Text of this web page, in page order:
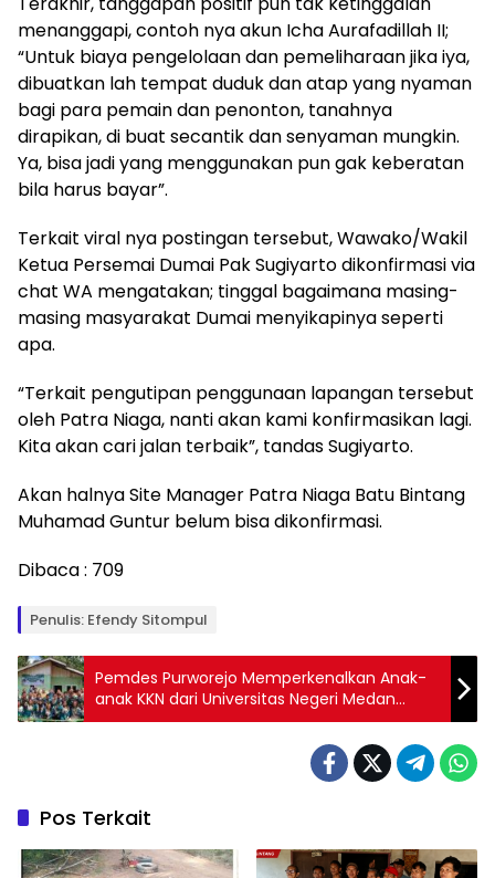
menanggapi, contoh nya akun Icha Aurafadillah II;
“Untuk biaya pengelolaan dan pemeliharaan jika iya,
dibuatkan lah tempat duduk dan atap yang nyaman
bagi para pemain dan penonton, tanahnya
dirapikan, di buat secantik dan senyaman mungkin.
Ya, bisa jadi yang menggunakan pun gak keberatan
bila harus bayar”.
Terkait viral nya postingan tersebut, Wawako/Wakil
Ketua Persemai Dumai Pak Sugiyarto dikonfirmasi via
chat WA mengatakan; tinggal bagaimana masing-
masing masyarakat Dumai menyikapinya seperti
apa.
“Terkait pengutipan penggunaan lapangan tersebut
oleh Patra Niaga, nanti akan kami konfirmasikan lagi.
Kita akan cari jalan terbaik”, tandas Sugiyarto.
Akan halnya Site Manager Patra Niaga Batu Bintang
Muhamad Guntur belum bisa dikonfirmasi.
Dibaca : 709
Penulis: Efendy Sitompul
Pemdes Purworejo Memperkenalkan Anak-
anak KKN dari Universitas Negeri Medan
(Unimed) dan Sekaligus Pengecekan
Pos Terkait